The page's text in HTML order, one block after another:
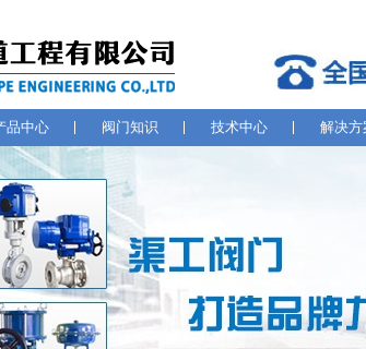
品中心 阀门知识 技术中心 解决方